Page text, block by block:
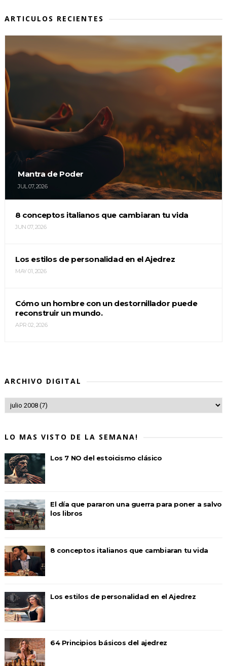
ARTICULOS RECIENTES
Mantra de Poder
JUL 07, 2026
8 conceptos italianos que cambiaran tu vida
JUN 07, 2026
Los estilos de personalidad en el Ajedrez
MAY 01, 2026
Cómo un hombre con un destornillador puede
reconstruir un mundo.
APR 02, 2026
ARCHIVO DIGITAL
LO MAS VISTO DE LA SEMANA!
Los 7 NO del estoicismo clásico
El día que pararon una guerra para poner a salvo
los libros
8 conceptos italianos que cambiaran tu vida
Los estilos de personalidad en el Ajedrez
64 Principios básicos del ajedrez